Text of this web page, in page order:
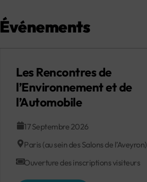
Événements
Les Rencontres de
l’Environnement et de
l’Automobile
17 Septembre 2026
Paris (au sein des Salons de l’Aveyron)
Ouverture des inscriptions visiteurs